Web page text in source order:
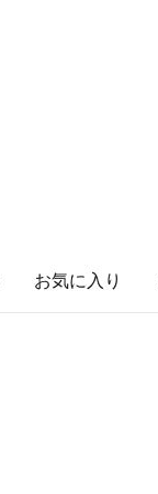
お気に入り